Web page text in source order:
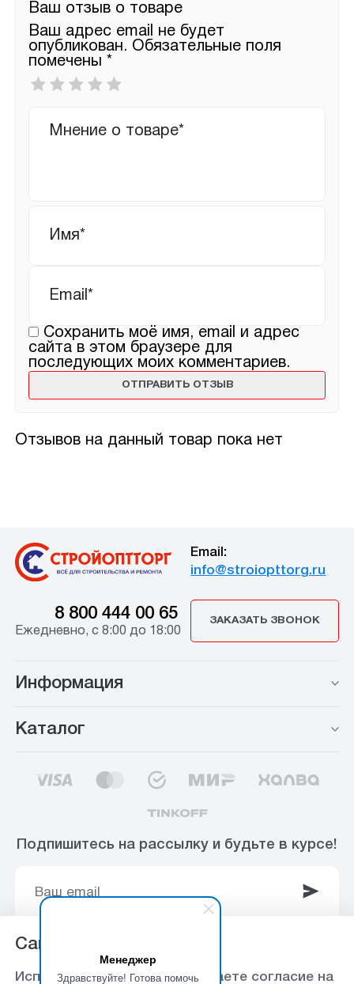
Менеджер
Здравствуйте! Готова помочь
Отзывов на данный товар пока нет
Ваш отзыв о товаре
Ваш адрес email не будет
опубликован. Обязательные поля
помечены *
Ваша
оценка
отзыв
Сохранить моё имя, email и адрес
сайта в этом браузере для
последующих моих комментариев.
Email:
info@stroiopttorg.ru
8 800 444 00 65
Ежедневно, с 8:00 до 18:00
ЗАКАЗАТЬ ЗВОНОК
Информация
Каталог
Подпишитесь на рассылку и будьте в курсе!
© 2003-2025 Интернет-магазин ООО
Сайт использует Cookie
Используя данный сайт, вы даете согласие на